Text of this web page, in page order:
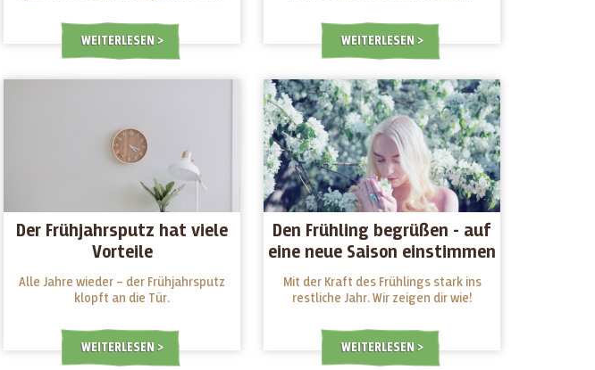
WEITERLESEN WEITERLESEN
Der Frühjahrsputz hat viele
Vorteile
Alle Jahre wieder – der Frühjahrsputz
klopft an die Tür.
WEITERLESEN
Den Frühling begrüßen - auf
eine neue Saison einstimmen
Mit der Kraft des Frühlings stark ins
restliche Jahr. Wir zeigen dir wie!
WEITERLESEN